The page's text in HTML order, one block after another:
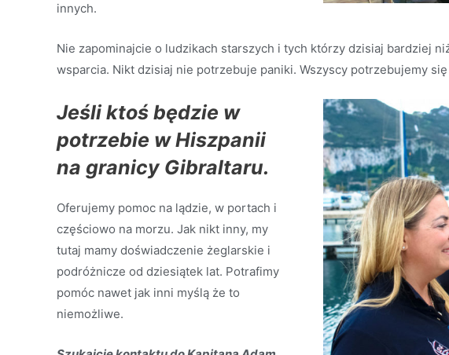
innych.
Nie zapominajcie o ludzikach starszych i tych którzy dzisiaj bardziej
wsparcia. Nikt dzisiaj nie potrzebuje paniki. Wszyscy potrzebujemy
Jeśli ktoś będzie w
potrzebie w Hiszpanii
na granicy Gibraltaru.
Oferujemy pomoc na lądzie, w portach i
częściowo na morzu. Jak nikt inny, my
tutaj mamy doświadczenie żeglarskie i
podróżnicze od dziesiątek lat. Potrafimy
pomóc nawet jak inni myślą że to
niemożliwe.